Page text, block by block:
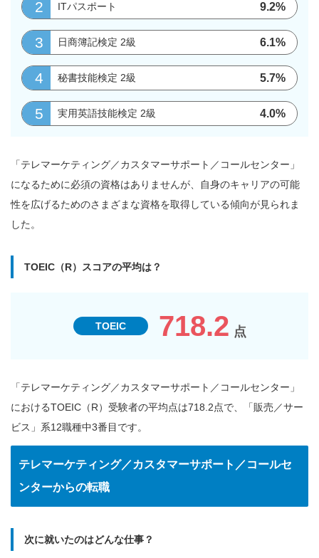
2 ITパスポート 9.2%
3 日商簿記検定 2級 6.1%
4 秘書技能検定 2級 5.7%
5 実用英語技能検定 2級 4.0%
「テレマーケティング／カスタマーサポート／コールセンター」
になるために必須の資格はありませんが、自身のキャリアの可能
性を広げるためのさまざまな資格を取得している傾向が見られま
した。
TOEIC（R）スコアの平均は？
TOEIC 718.2 点
「テレマーケティング／カスタマーサポート／コールセンター」
におけるTOEIC（R）受験者の平均点は718.2点で、「販売／サー
ビス」系12職種中3番目です。
テレマーケティング／カスタマーサポート／コールセ
ンターからの転職
次に就いたのはどんな仕事？